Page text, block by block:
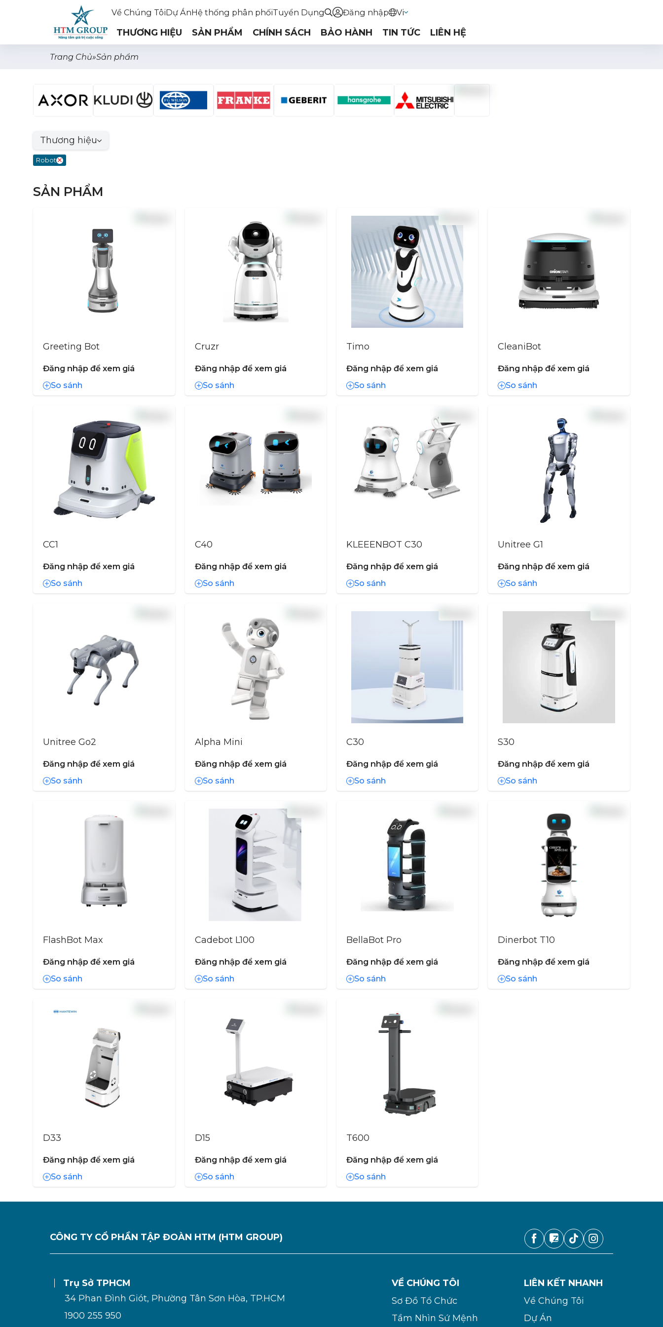
Về Chúng TôiDự ÁnHệ thống phân phốiTuyển Dụng Đăng nhập Vi
THƯƠNG HIỆU SẢN PHẨM CHÍNH SÁCH BẢO HÀNH TIN TỨC LIÊN HỆ
Trang Chủ»Sản phẩm
Thương hiệu
Robot
SẢN PHẨM
Greeting Bot
Đăng nhập để xem giá
So sánh
Cruzr
Đăng nhập để xem giá
So sánh
Timo
Đăng nhập để xem giá
So sánh
CleaniBot
Đăng nhập để xem giá
So sánh
CC1
Đăng nhập để xem giá
So sánh
C40
Đăng nhập để xem giá
So sánh
KLEEENBOT C30
Đăng nhập để xem giá
So sánh
Unitree G1
Đăng nhập để xem giá
So sánh
Unitree Go2
Đăng nhập để xem giá
So sánh
Alpha Mini
Đăng nhập để xem giá
So sánh
C30
Đăng nhập để xem giá
So sánh
S30
Đăng nhập để xem giá
So sánh
FlashBot Max
Đăng nhập để xem giá
So sánh
Cadebot L100
Đăng nhập để xem giá
So sánh
BellaBot Pro
Đăng nhập để xem giá
So sánh
Dinerbot T10
Đăng nhập để xem giá
So sánh
D33
Đăng nhập để xem giá
So sánh
D15
Đăng nhập để xem giá
So sánh
T600
Đăng nhập để xem giá
So sánh
CÔNG TY CỔ PHẦN TẬP ĐOÀN HTM (HTM GROUP)
Trụ Sở TPHCM
34 Phan Đình Giót, Phường Tân Sơn Hòa, TP.HCM
1900 255 950
VỀ CHÚNG TÔI
Sơ Đồ Tổ Chức
Tầm Nhìn Sứ Mệnh
LIÊN KẾT NHANH
Về Chúng Tôi
Dự Án